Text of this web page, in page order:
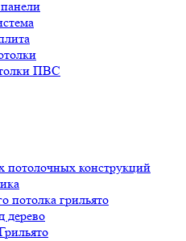
ПВС
конструкций
потолка грильято
дерево